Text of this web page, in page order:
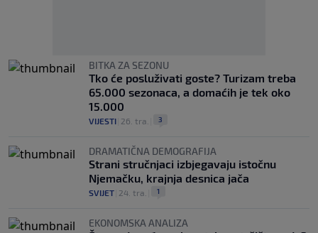
BITKA ZA SEZONU
Tko će posluživati goste? Turizam treba
65.000 sezonaca, a domaćih je tek oko
15.000
VIJESTI 26. tra. 3
DRAMATIČNA DEMOGRAFIJA
Strani stručnjaci izbjegavaju istočnu
Njemačku, krajnja desnica jača
SVIJET 24. tra. 1
EKONOMSKA ANALIZA